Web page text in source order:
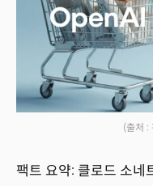
(출처 :
팩트 요약: 클로드 소네